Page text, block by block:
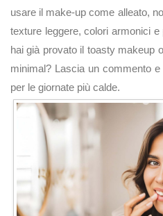
usare il make-up come alleato,
texture leggere, colori armonici
hai già provato il toasty makeup
minimal? Lascia un commento
per le giornate più calde.